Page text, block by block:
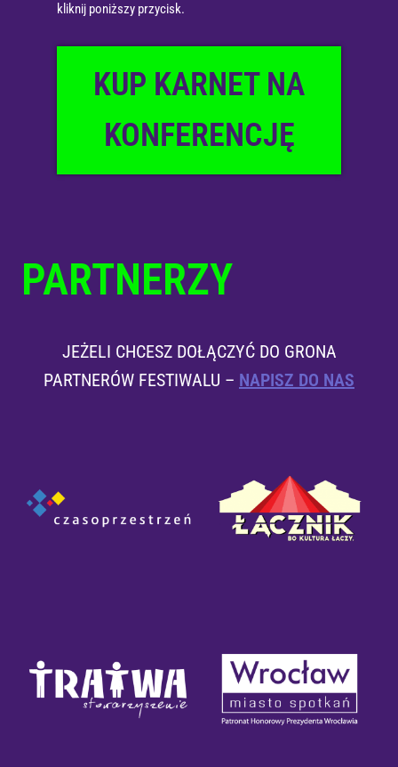
kliknij poniższy przycisk.
KUP KARNET NA
KONFERENCJĘ
PARTNERZY
JEŻELI CHCESZ DOŁĄCZYĆ DO GRONA
PARTNERÓW FESTIWALU – NAPISZ DO NAS